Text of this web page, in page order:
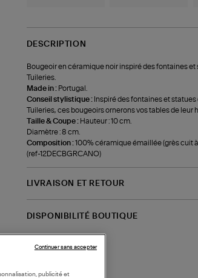
DESCRIPTION
Bougeoir en céramique noir inspiré des fontaines et
Tuileries.
Made in : Portugal.
Conseil stylistique : Inspiré des fontaines et statues
Tuileries, ces bougeoirs ornerons vos tables de leur
Taille & Coupe : Hauteur : 10 cm.
Diamètre : 8 cm.
Composition :100% céramique émaillée (grès cuit
(ref-12DECBGRCANO)
LIVRAISON ET RETOUR
DISPONIBILITÉ BOUTIQUE
publicité et
Continuer sans accepter